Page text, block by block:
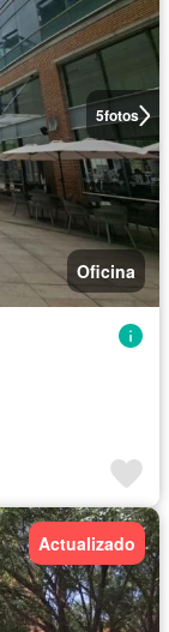
5fotos
Oficina
Actualizado